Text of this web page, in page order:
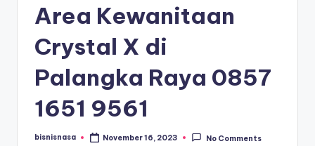
Area Kewanitaan
Crystal X di
Palangka Raya 0857
1651 9561
Posted
bisnisnasa November 16, 2023 No Comments